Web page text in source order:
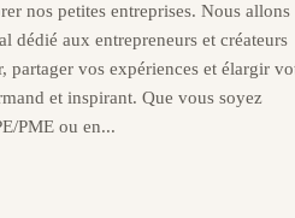
nos petites entreprises. Nous allons
dédié aux entrepreneurs et créateurs
partager vos expériences et élargir
et inspirant. Que vous soyez
PME ou en...